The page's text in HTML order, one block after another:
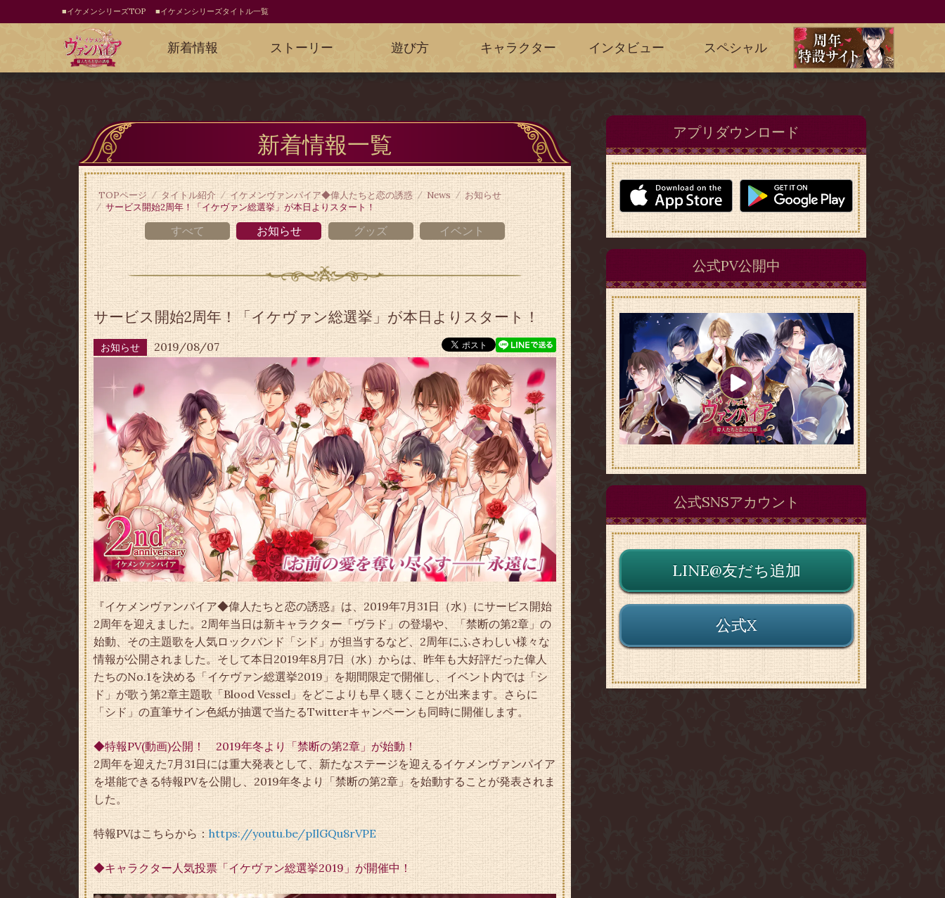
■イケメンシリーズTOP ■イケメンシリーズタイトル一覧
新着情報 ストーリー 遊び方 キャラクター インタビュー スペシャル
新着情報一覧
TOPページ タイトル紹介 イケメンヴァンパイア◆偉人たちと恋の誘惑 News
お知らせ
サービス開始2周年！「イケヴァン総選挙」が本日よりスタート！
すべて お知らせ グッズ イベント
サービス開始2周年！「イケヴァン総選挙」が本日よりスタート！
お知らせ 2019/08/07
『イケメンヴァンパイア◆偉人たちと恋の誘惑』は、2019年7月31日（水）にサービス開始
2周年を迎えました。2周年当日は新キャラクター「ヴラド」の登場や、「禁断の第2章」の
始動、その主題歌を人気ロックバンド「シド」が担当するなど、2周年にふさわしい様々な
情報が公開されました。そして本日2019年8月7日（水）からは、昨年も大好評だった偉人
たちのNo.1を決める「イケヴァン総選挙2019」を期間限定で開催し、イベント内では「シ
ド」が歌う第2章主題歌「Blood Vessel」をどこよりも早く聴くことが出来ます。さらに
「シド」の直筆サイン色紙が抽選で当たるTwitterキャンペーンも同時に開催します。
◆特報PV(動画)公開！ 2019年冬より「禁断の第2章」が始動！
2周年を迎えた7月31日には重大発表として、新たなステージを迎えるイケメンヴァンパイア
を堪能できる特報PVを公開し、2019年冬より「禁断の第2章」を始動することが発表されま
した。
特報PVはこちらから： https://youtu.be/pIlGQu8rVPE
◆キャラクター人気投票「イケヴァン総選挙2019」が開催中！
アプリダウンロード
公式PV公開中
公式SNSアカウント
LINE@友だち追加
公式X